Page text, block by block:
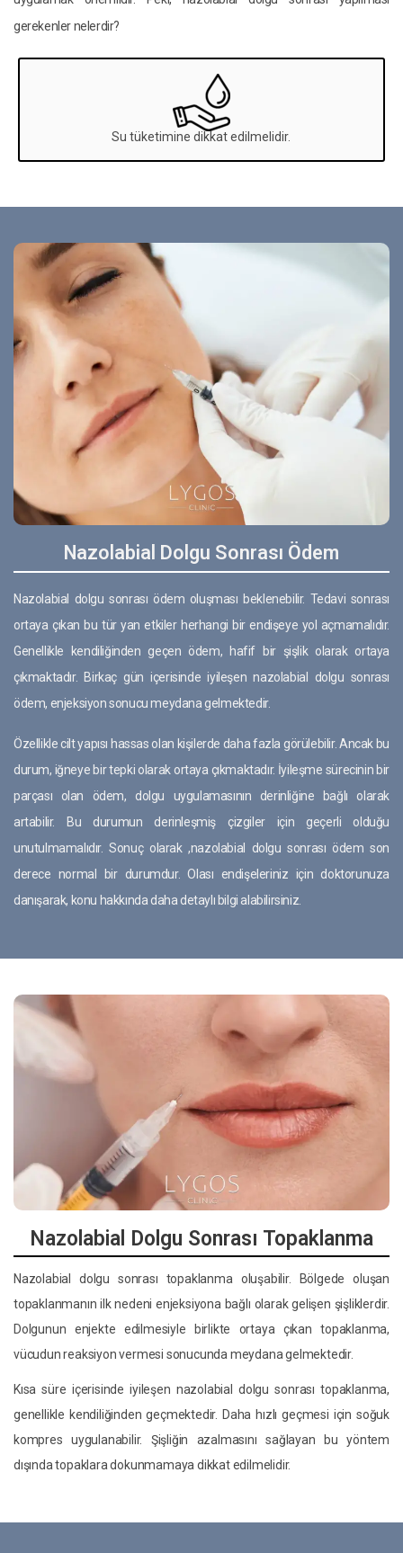
gerekenler nelerdir?
Su tüketimine dikkat edilmelidir.
Nazolabial Dolgu Sonrası Ödem
Nazolabial dolgu sonrası ödem oluşması beklenebilir. Tedavi sonrası
ortaya çıkan bu tür yan etkiler herhangi bir endişeye yol açmamalıdır.
Genellikle kendiliğinden geçen ödem, hafif bir şişlik olarak ortaya
çıkmaktadır. Birkaç gün içerisinde iyileşen nazolabial dolgu sonrası
ödem, enjeksiyon sonucu meydana gelmektedir.
Özellikle cilt yapısı hassas olan kişilerde daha fazla görülebilir. Ancak bu
durum, iğneye bir tepki olarak ortaya çıkmaktadır. İyileşme sürecinin bir
parçası olan ödem, dolgu uygulamasının derinliğine bağlı olarak
artabilir. Bu durumun derinleşmiş çizgiler için geçerli olduğu
unutulmamalıdır. Sonuç olarak ,nazolabial dolgu sonrası ödem son
derece normal bir durumdur. Olası endişeleriniz için doktorunuza
danışarak, konu hakkında daha detaylı bilgi alabilirsiniz.
Nazolabial Dolgu Sonrası Topaklanma
Nazolabial dolgu sonrası topaklanma oluşabilir. Bölgede oluşan
topaklanmanın ilk nedeni enjeksiyona bağlı olarak gelişen şişliklerdir.
Dolgunun enjekte edilmesiyle birlikte ortaya çıkan topaklanma,
vücudun reaksiyon vermesi sonucunda meydana gelmektedir.
Kısa süre içerisinde iyileşen nazolabial dolgu sonrası topaklanma,
genellikle kendiliğinden geçmektedir. Daha hızlı geçmesi için soğuk
kompres uygulanabilir. Şişliğin azalmasını sağlayan bu yöntem
dışında topaklara dokunmamaya dikkat edilmelidir.